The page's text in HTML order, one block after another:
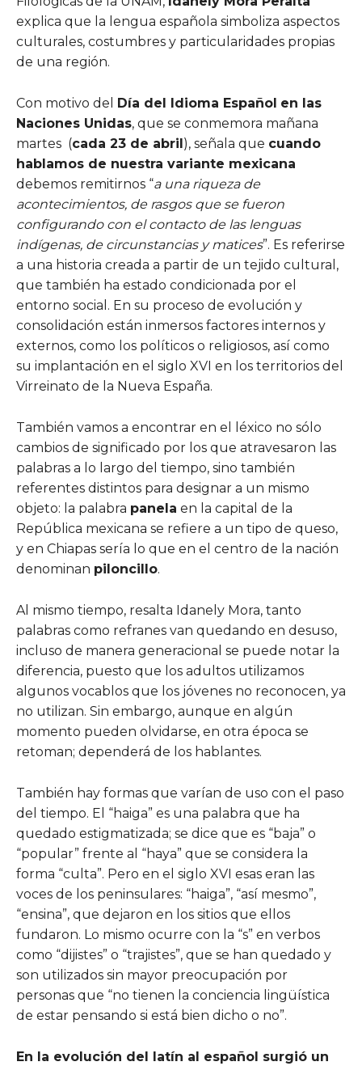
explica que la lengua española simboliza aspectos
culturales, costumbres y particularidades propias
de una región.
Con motivo del Día del Idioma Español en las
Naciones Unidas, que se conmemora mañana
martes (cada 23 de abril ), señala que cuando
hablamos de nuestra variante mexicana
debemos remitirnos “a una riqueza de
acontecimientos, de rasgos que se fueron
configurando con el contacto de las lenguas
indígenas, de circunstancias y matices”. Es referirse
a una historia creada a partir de un tejido cultural,
que también ha estado condicionada por el
entorno social. En su proceso de evolución y
consolidación están inmersos factores internos y
externos, como los políticos o religiosos, así como
su implantación en el siglo XVI en los territorios del
Virreinato de la Nueva España.
También vamos a encontrar en el léxico no sólo
cambios de significado por los que atravesaron las
palabras a lo largo del tiempo, sino también
referentes distintos para designar a un mismo
objeto: la palabra panela en la capital de la
República mexicana se refiere a un tipo de queso,
y en Chiapas sería lo que en el centro de la nación
denominan piloncillo.
Al mismo tiempo, resalta Idanely Mora, tanto
palabras como refranes van quedando en desuso,
incluso de manera generacional se puede notar la
diferencia, puesto que los adultos utilizamos
algunos vocablos que los jóvenes no reconocen, ya
no utilizan. Sin embargo, aunque en algún
momento pueden olvidarse, en otra época se
retoman; dependerá de los hablantes.
También hay formas que varían de uso con el paso
del tiempo. El “haiga” es una palabra que ha
quedado estigmatizada; se dice que es “baja” o
“popular” frente al “haya” que se considera la
forma “culta”. Pero en el siglo XVI esas eran las
voces de los peninsulares: “haiga”, “así mesmo”,
“ensina”, que dejaron en los sitios que ellos
fundaron. Lo mismo ocurre con la “s” en verbos
como “dijistes” o “trajistes”, que se han quedado y
son utilizados sin mayor preocupación por
personas que “no tienen la conciencia lingüística
de estar pensando si está bien dicho o no”.
En la evolución del latín al español surgió un